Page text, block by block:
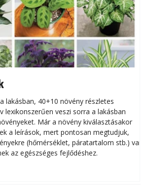
lakásban, 40+10 növény részletes
lexikonszerűen veszi sorra a lakásban
Már a növény kiválasztásakor
a leírások, mert pontosan megtudjuk,
(hőmérséklet, páratartalom stb.) van
az egészséges fejlődéshez.